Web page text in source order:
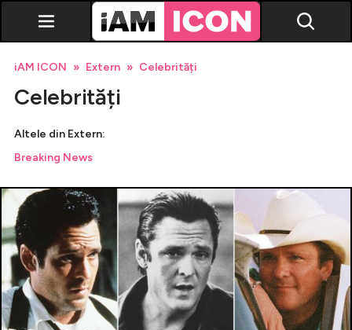
Breaking news
Evenimente
Emisiuni TV
Horoscop
Lifestyle
iAM ICON Extern Celebrități
Celebrități
Altele din Extern:
Breaking News